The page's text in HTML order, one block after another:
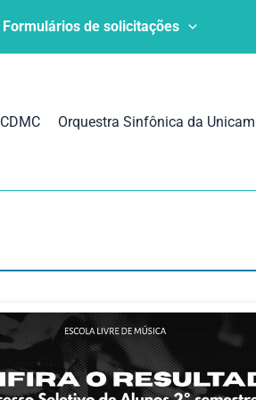
Formulários de solicitações
CDMC Orquestra Sinfônica da